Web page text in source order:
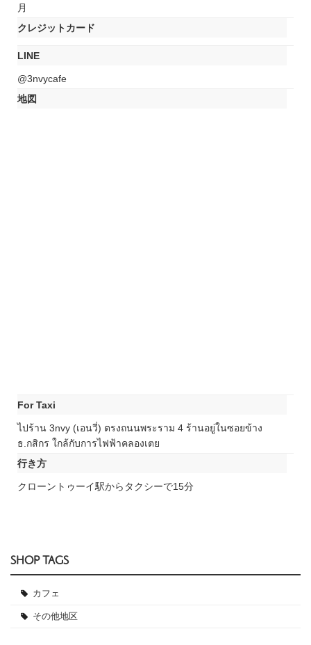
月
クレジットカード
LINE
@3nvycafe
地図
For Taxi
ไปร้าน 3nvy (เอนวี่) ตรงถนนพระราม 4 ร้านอยู่ในซอยข้าง
ธ.กสิกร ใกล้กับการไฟฟ้าคลองเตย
行き方
クローントゥーイ駅からタクシーで15分
SHOP TAGS
カフェ
その他地区